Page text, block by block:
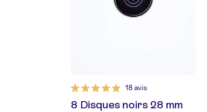
18 avis
8 Disques noirs 28 mm